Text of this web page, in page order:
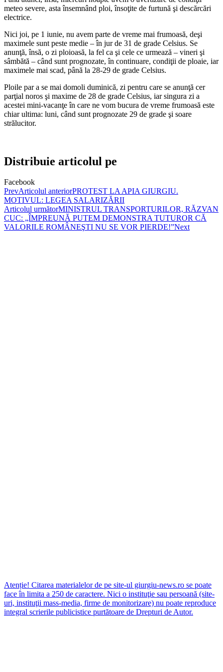
meteo severe, asta însemnând ploi, însoţite de furtună şi descărcări
electrice.
Nici joi, pe 1 iunie, nu avem parte de vreme mai frumoasă, deşi
maximele sunt peste medie – în jur de 31 de grade Celsius. Se
anunţă, însă, o zi ploioasă, la fel ca şi cele ce urmează – vineri şi
sâmbătă – când sunt prognozate, în continuare, condiţii de ploaie, iar
maximele mai scad, până la 28-29 de grade Celsius.
Ploile par a se mai domoli duminică, zi pentru care se anunţă cer
parţial noros şi maxime de 28 de grade Celsius, iar singura zi a
acestei mini-vacanţe în care ne vom bucura de vreme frumoasă este
chiar ultima: luni, când sunt prognozate 29 de grade şi soare
strălucitor.
Distribuie articolul pe
Facebook
PrevArticolul anteriorPROTEST LA APIA GIURGIU.
MOTIVUL: LEGEA SALARIZĂRII
Articolul următorMINISTRUL TRANSPORTURILOR, RĂZVAN
CUC: „ÎMPREUNĂ PUTEM DEMONSTRA TUTUROR CĂ
VALORILE ROMÂNEŞTI NU SE VOR PIERDE!”Next
Atenție! Citarea materialelor de pe site-ul giurgiu-news.ro se poate
face în limita a 250 de caractere. Nici o instituţie sau persoană (site-
uri, instituţii mass-media, firme de monitorizare) nu poate reproduce
integral scrierile publicistice purtătoare de Drepturi de Autor.